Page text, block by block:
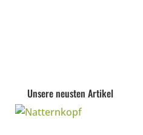
Unsere neusten Artikel